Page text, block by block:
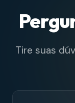
Tire suas